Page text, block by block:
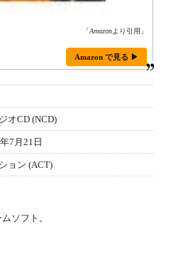
「Amazonより引用」
Amazon で見る ▶
オCD (NCD)
7月21日
ョン (ACT)
ソフト。